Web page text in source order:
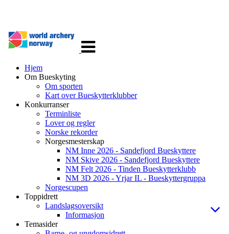
navigasjon
Hjem
Om Bueskyting
Om sporten
Kart over Bueskytterklubber
Konkurranser
Terminliste
Lover og regler
Norske rekorder
Norgesmesterskap
NM Inne 2026 - Sandefjord Bueskyttere
NM Skive 2026 - Sandefjord Bueskyttere
NM Felt 2026 - Tinden Bueskytterklubb
NM 3D 2026 - Yrjar IL - Bueskyttergruppa
Norgescupen
Toppidrett
Landslagsoversikt
Informasjon
Temasider